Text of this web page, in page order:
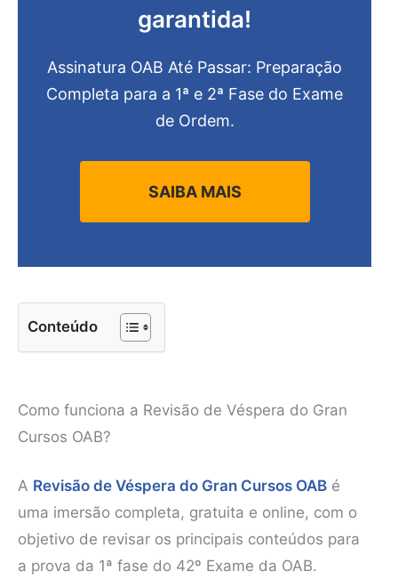
garantida!
Assinatura OAB Até Passar: Preparação
Completa para a 1ª e 2ª Fase do Exame
de Ordem.
SAIBA MAIS
Conteúdo
Como funciona a Revisão de Véspera do Gran
Cursos OAB?
A Revisão de Véspera do Gran Cursos OAB é
uma imersão completa, gratuita e online, com o
objetivo de revisar os principais conteúdos para
a prova da 1ª fase do 42º Exame da OAB.